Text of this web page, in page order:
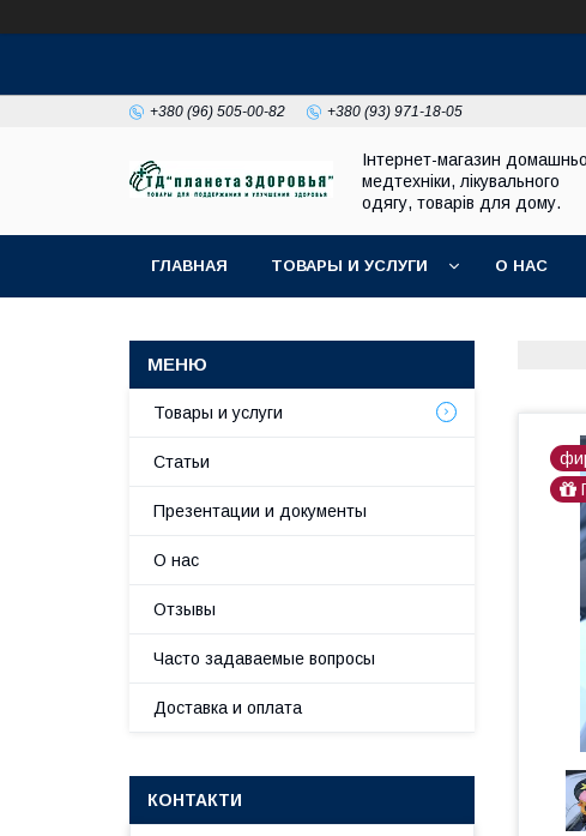
+380 (96) 505-00-82 +380 (93) 971-18-05
Інтернет-магазин
медтехніки, лікувального
одягу, товарів для дому.
ГЛАВНАЯ ТОВАРЫ И УСЛУГИ О НАС
Товары и услуги
Статьи
Презентации и документы
О нас
Отзывы
Часто задаваемые вопросы
Доставка и оплата
КОНТАКТИ